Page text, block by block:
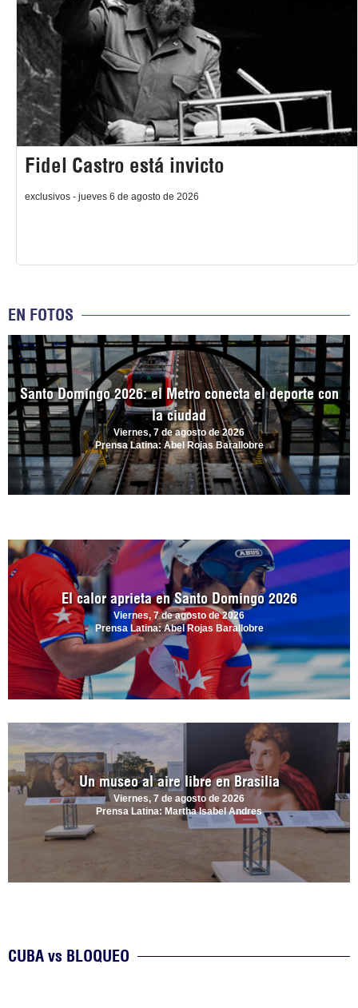
Fidel Castro está invicto
exclusivos - jueves 6 de agosto de 2026
EN FOTOS
Santo Domingo 2026: el Metro conecta el deporte con
la ciudad
Viernes, 7 de agosto de 2026
Prensa Latina: Abel Rojas Barallobre
El calor aprieta en Santo Domingo 2026
Viernes, 7 de agosto de 2026
Prensa Latina: Abel Rojas Barallobre
Un museo al aire libre en Brasilia
Viernes, 7 de agosto de 2026
Prensa Latina: Martha Isabel Andres
CUBA vs BLOQUEO